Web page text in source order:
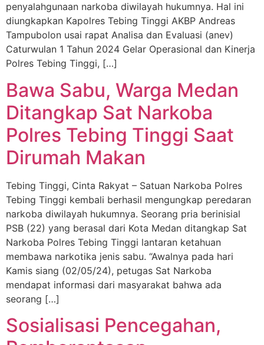
penyalahgunaan narkoba diwilayah hukumnya. Hal ini
diungkapkan Kapolres Tebing Tinggi AKBP Andreas
Tampubolon usai rapat Analisa dan Evaluasi (anev)
Caturwulan 1 Tahun 2024 Gelar Operasional dan Kinerja
Polres Tebing Tinggi, […]
Bawa Sabu, Warga Medan
Ditangkap Sat Narkoba
Polres Tebing Tinggi Saat
Dirumah Makan
Tebing Tinggi, Cinta Rakyat – Satuan Narkoba Polres
Tebing Tinggi kembali berhasil mengungkap peredaran
narkoba diwilayah hukumnya. Seorang pria berinisial
PSB (22) yang berasal dari Kota Medan ditangkap Sat
Narkoba Polres Tebing Tinggi lantaran ketahuan
membawa narkotika jenis sabu. “Awalnya pada hari
Kamis siang (02/05/24), petugas Sat Narkoba
mendapat informasi dari masyarakat bahwa ada
seorang […]
Sosialisasi Pencegahan,